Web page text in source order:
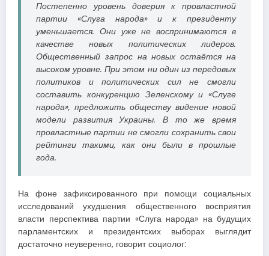
Постепенно уровень доверия к провластной
партии «Слуга народа» и к президенту
уменьшается. Они уже не воспринимаются в
качестве новых политических лидеров.
Общественный запрос на новых остаётся на
высоком уровне. При этом ни один из передовых
политиков и политических сил не смогли
составить конкуренцию Зеленскому и «Слуге
народа», предложить обществу видение новой
модели развития Украины. В то же время
провластные партии не смогли сохранить свои
рейтинги такими, как они были в прошлые
года.
На фоне зафиксированного при помощи социальных
исследований ухудшения общественного восприятия
власти перспектива партии «Слуга народа» на будущих
парламентских и президентских выборах выглядит
достаточно неуверенно, говорит социолог: